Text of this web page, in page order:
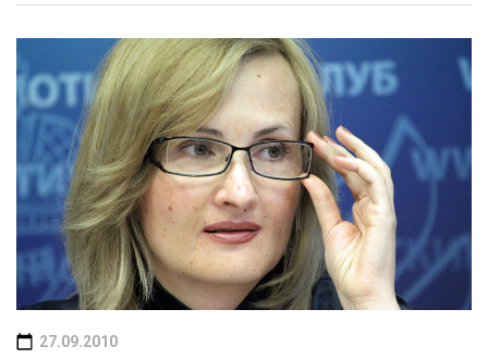
27.09.2010